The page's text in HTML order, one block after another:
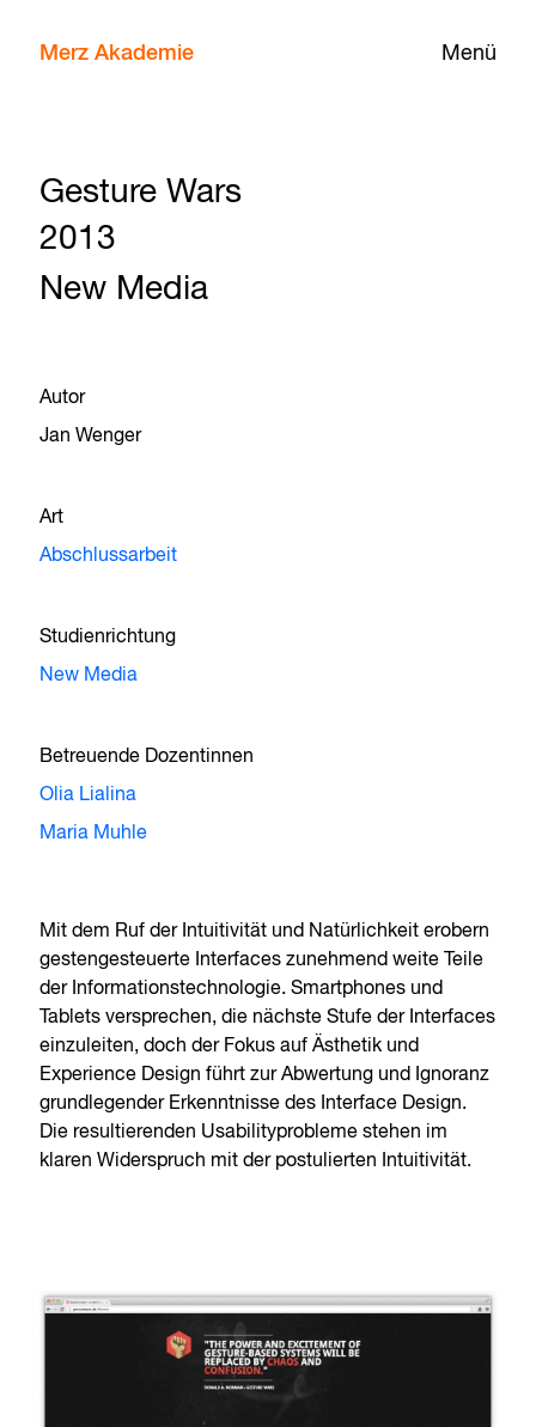
Menü
Merz Akademie
Gesture Wars
2013
New Media
Autor
Jan Wenger
Art
Abschlussarbeit
Studienrichtung
New Media
Betreuende Dozentinnen
Olia Lialina
Maria Muhle
Mit dem Ruf der Intuitivität und Natürlichkeit erobern
gestengesteuerte Interfaces zunehmend weite Teile
der Informationstechnologie. Smartphones und
Tablets versprechen, die nächste Stufe der Interfaces
einzuleiten, doch der Fokus auf Ästhetik und
Experience Design führt zur Abwertung und Ignoranz
grundlegender Erkenntnisse des Interface Design.
Die resultierenden Usabilityprobleme stehen im
klaren Widerspruch mit der postulierten Intuitivität.